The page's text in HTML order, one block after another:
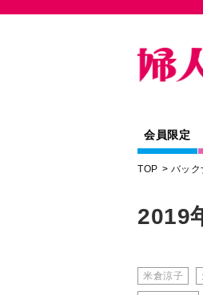
会員限定
TOP バック
2019
米倉涼子